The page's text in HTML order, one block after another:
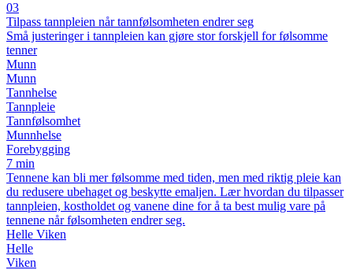
03
Tilpass tannpleien når tannfølsomheten endrer seg
Små justeringer i tannpleien kan gjøre stor forskjell for følsomme
tenner
Munn
Munn
Tannhelse
Tannpleie
Tannfølsomhet
Munnhelse
Forebygging
7 min
Tennene kan bli mer følsomme med tiden, men med riktig pleie kan
du redusere ubehaget og beskytte emaljen. Lær hvordan du tilpasser
tannpleien, kostholdet og vanene dine for å ta best mulig vare på
tennene når følsomheten endrer seg.
Helle Viken
Helle
Viken